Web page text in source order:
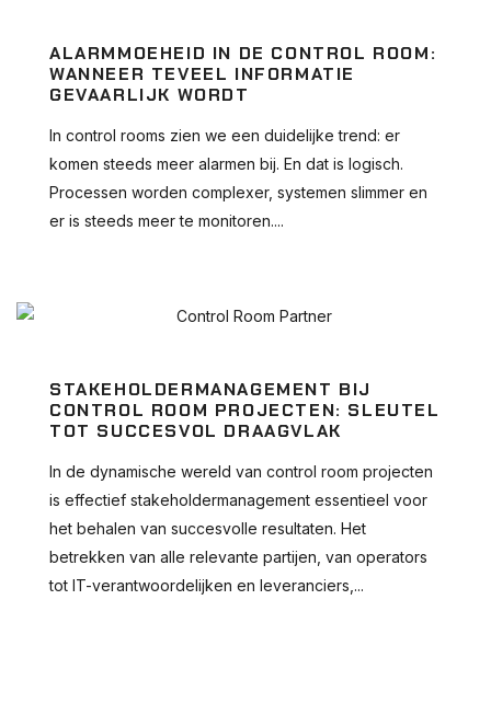
ALARMMOEHEID IN DE CONTROL ROOM:
WANNEER TEVEEL INFORMATIE
GEVAARLIJK WORDT
In control rooms zien we een duidelijke trend: er
komen steeds meer alarmen bij. En dat is logisch.
Processen worden complexer, systemen slimmer en
er is steeds meer te monitoren....
STAKEHOLDERMANAGEMENT BIJ
CONTROL ROOM PROJECTEN: SLEUTEL
TOT SUCCESVOL DRAAGVLAK
In de dynamische wereld van control room projecten
is effectief stakeholdermanagement essentieel voor
het behalen van succesvolle resultaten. Het
betrekken van alle relevante partijen, van operators
tot IT-verantwoordelijken en leveranciers,...